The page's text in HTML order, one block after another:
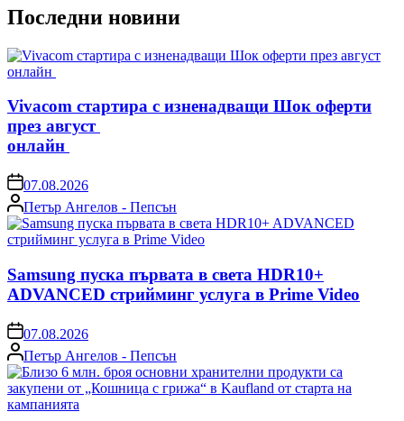
Последни новини
Vivacom стартира с изненадващи Шок оферти
през август
онлайн
on07.08.2026
Posted
by
Петър Ангелов - Пепсън
Samsung пуска първата в света HDR10+
ADVANCED стрийминг услуга в Prime Video
on07.08.2026
Posted
by
Петър Ангелов - Пепсън